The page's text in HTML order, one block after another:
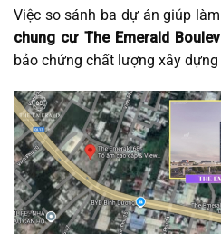
Việc so sánh ba dự án giúp
chung cư The Emerald
bảo chứng chất lượng xây